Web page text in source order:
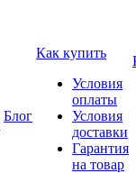
Блог
Как купить
Условия
оплаты
Условия
доставки
Гарантия
на товар